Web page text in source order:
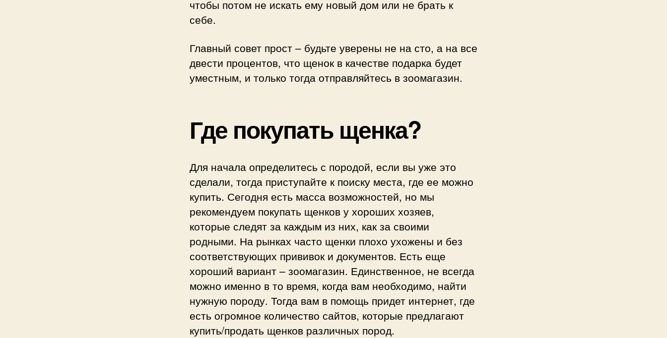
чтобы потом не искать ему новый дом или не брать к
себе.
Главный совет прост – будьте уверены не на сто, а на все
двести процентов, что щенок в качестве подарка будет
уместным, и только тогда отправляйтесь в зоомагазин.
Где покупать щенка?
Для начала определитесь с породой, если вы уже это
сделали, тогда приступайте к поиску места, где ее можно
купить. Сегодня есть масса возможностей, но мы
рекомендуем покупать щенков у хороших хозяев,
которые следят за каждым из них, как за своими
родными. На рынках часто щенки плохо ухожены и без
соответствующих прививок и документов. Есть еще
хороший вариант – зоомагазин. Единственное, не всегда
можно именно в то время, когда вам необходимо, найти
нужную породу. Тогда вам в помощь придет интернет, где
есть огромное количество сайтов, которые предлагают
купить/продать щенков различных пород.